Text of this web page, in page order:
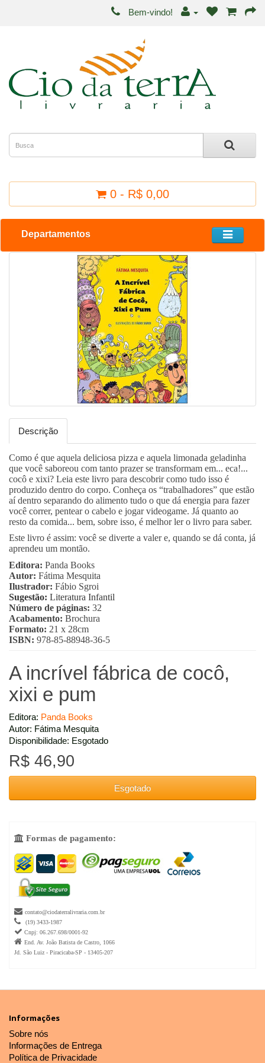
Bem-vindo!
0 - R$ 0,00
Departamentos
Descrição
Como é que aquela deliciosa pizza e aquela limonada geladinha
que você saboreou com tanto prazer se transformam em... eca!...
cocô e xixi? Leia este livro para descobrir como tudo isso é
produzido dentro do corpo. Conheça os “trabalhadores” que estão
aí dentro separando do alimento tudo o que dá energia para fazer
você correr, pentear o cabelo e jogar videogame. Já quanto ao
resto da comida... bem, sobre isso, é melhor ler o livro para saber.
Este livro é assim: você se diverte a valer e, quando se dá conta, já
aprendeu um montão.
Editora: Panda Books
Autor: Fátima Mesquita
Ilustrador: Fábio Sgroi
Sugestão: Literatura Infantil
Número de páginas: 32
Acabamento: Brochura
Formato: 21 x 28cm
ISBN: 978-85-88948-36-5
A incrível fábrica de cocô,
xixi e pum
Editora: Panda Books
Autor: Fátima Mesquita
Disponibilidade: Esgotado
R$ 46,90
Esgotado
 Formas de pagamento:
 contato@ciodaterralivraria.com.br
 (19) 3433-1987
 Cnpj: 06.267.698/0001-92
 End. Av. João Batista de Castro, 1066
Jd. São Luiz - Piracicaba-SP - 13405-207
Informações
Sobre nós
Informações de Entrega
Política de Privacidade